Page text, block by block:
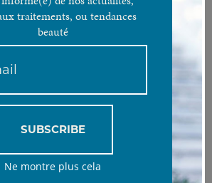
PEELINGS
traitements, ou tendances
beauté
SUBSCRIBE
Ne montre plus cela